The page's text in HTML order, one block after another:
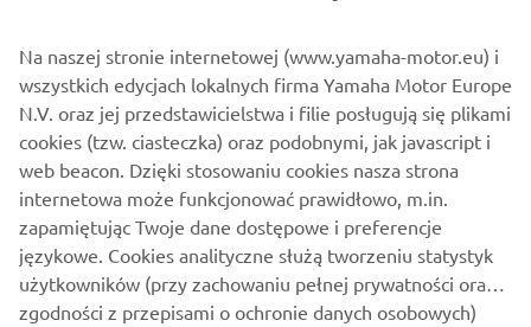
Na naszej stronie internetowej (www.yamaha-motor.eu) i
wszystkich edycjach lokalnych firma Yamaha Motor Europe
N.V. oraz jej przedstawicielstwa i filie posługują się plikami
cookies (tzw. ciasteczka) oraz podobnymi, jak javascript i
web beacon. Dzięki stosowaniu cookies nasza strona
internetowa może funkcjonować prawidłowo, m.in.
zapamiętując Twoje dane dostępowe i preferencje
językowe. Cookies analityczne służą tworzeniu statystyk
użytkowników (przy zachowaniu pełnej prywatności oraz
zgodności z przepisami o ochronie danych osobowych)